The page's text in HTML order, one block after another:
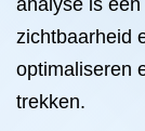
analyse is
zichtbaarheid
optimaliseren
trekken.